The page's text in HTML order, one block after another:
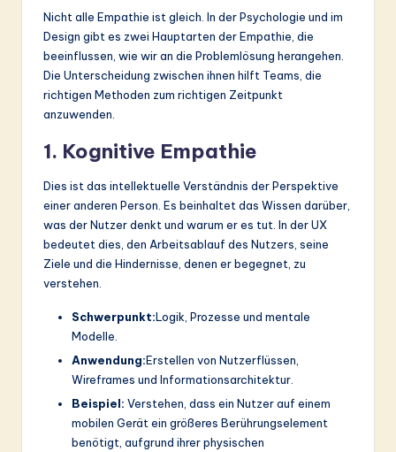
Nicht alle Empathie ist gleich. In der Psychologie und im
Design gibt es zwei Hauptarten der Empathie, die
beeinflussen, wie wir an die Problemlösung herangehen.
Die Unterscheidung zwischen ihnen hilft Teams, die
richtigen Methoden zum richtigen Zeitpunkt
anzuwenden.
1. Kognitive Empathie
Dies ist das intellektuelle Verständnis der Perspektive
einer anderen Person. Es beinhaltet das Wissen darüber,
was der Nutzer denkt und warum er es tut. In der UX
bedeutet dies, den Arbeitsablauf des Nutzers, seine
Ziele und die Hindernisse, denen er begegnet, zu
verstehen.
Schwerpunkt:Logik, Prozesse und mentale
Modelle.
Anwendung:Erstellen von Nutzerflüssen,
Wireframes und Informationsarchitektur.
Beispiel: Verstehen, dass ein Nutzer auf einem
mobilen Gerät ein größeres Berührungselement
benötigt, aufgrund ihrer physischen